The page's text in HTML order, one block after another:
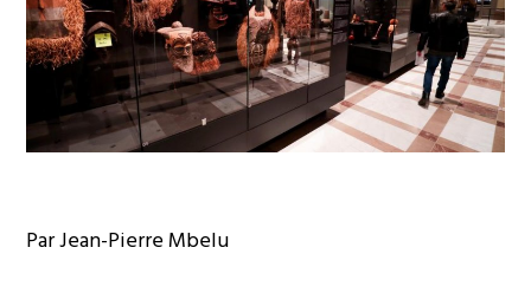
Par Jean-Pierre Mbelu